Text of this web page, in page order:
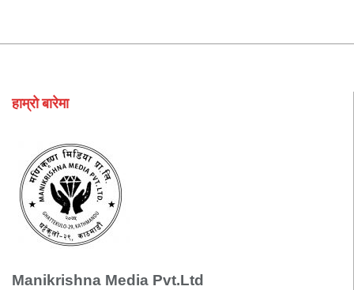
हाम्रो बारेमा
Manikrishna Media Pvt.Ltd